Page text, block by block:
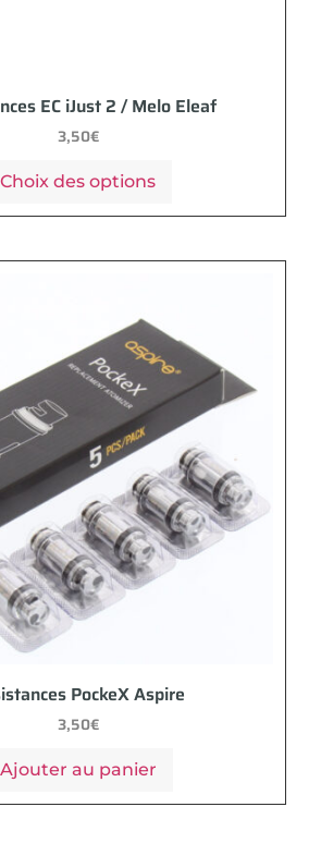
EC iJust 2 / Melo Eleaf
3,50€
Choix des options
PockeX Aspire
3,50€
Ajouter au panier